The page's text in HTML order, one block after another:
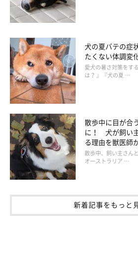
犬の夏バテの症
たくない体調変
愛犬の暑さ対策をす
は？ 』『犬の夏 …
散歩中に目が合
に！ 犬が飼い
る理由を獣医師
散歩中、飼い主さん
オーストラリア …
新着記事をもっと